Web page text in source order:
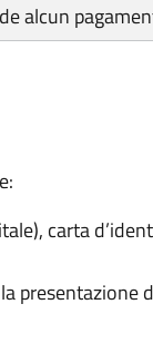
alcun
carta
presentazione